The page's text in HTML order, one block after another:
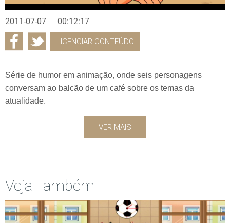
2011-07-07 00:12:17
LICENCIAR CONTEÚDO
Série de humor em animação, onde seis personagens
conversam ao balcão de um café sobre os temas da
atualidade.
VER MAIS
Veja Também